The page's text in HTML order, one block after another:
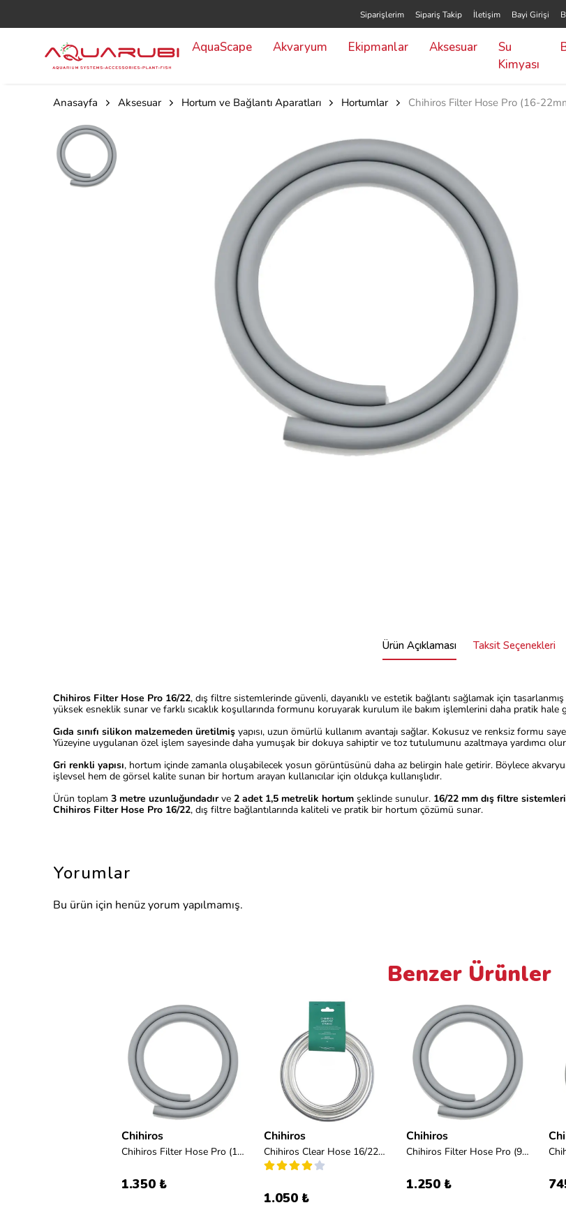
Siparişlerim Sipariş Takip İletişim Bayi Girişi
AquaScape Akvaryum Ekipmanlar Aksesuar
Su
Kimyası
Anasayfa Aksesuar Hortum ve Bağlantı Aparatları Hortumlar Chihiros Filter Hose Pro (16-
Ürün Açıklaması Taksit Seçenekleri
Chihiros Filter Hose Pro 16/22, dış filtre sistemlerinde güvenli, dayanıklı ve estetik bağlantı sağlamak için tasarlanmış
yüksek esneklik sunar ve farklı sıcaklık koşullarında formunu koruyarak kurulum ile bakım işlemlerini daha pratik hale
Gıda sınıfı silikon malzemeden üretilmiş yapısı, uzun ömürlü kullanım avantajı sağlar. Kokusuz ve renksiz formu
Yüzeyine uygulanan özel işlem sayesinde daha yumuşak bir dokuya sahiptir ve toz tutulumunu azaltmaya yardımcı
Gri renkli yapısı, hortum içinde zamanla oluşabilecek yosun görüntüsünü daha az belirgin hale getirir. Böylece
işlevsel hem de görsel kalite sunan bir hortum arayan kullanıcılar için oldukça kullanışlıdır.
Ürün toplam 3 metre uzunluğundadırve 2 adet 1,5 metrelik hortum şeklinde sunulur. 16/22 mm dış filtre
Chihiros Filter Hose Pro 16/22, dış filtre bağlantılarında kaliteli ve pratik bir hortum çözümü sunar.
Yorumlar
Bu ürün için henüz yorum yapılmamış.
Benzer Ürünler
Chihiros
Chihiros Filter Hose Pro (12-16mm)
1.350 ₺
Chihiros
Chihiros Clear Hose 16/22mm 3m (dış filtre hortumu)
1.050 ₺
Chihiros
Chihiros Filter Hose Pro (9-12mm)
1.250 ₺